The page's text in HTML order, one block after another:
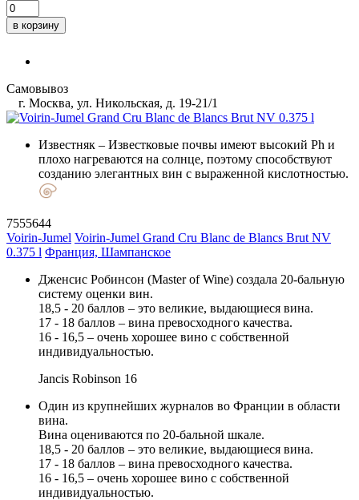
в корзину
Самовывоз
г. Москва, ул. Никольская, д. 19-21/1
Известняк – Известковые почвы имеют высокий Ph и
плохо нагреваются на солнце, поэтому способствуют
созданию элегантных вин с выраженной кислотностью.
7555644
Voirin-Jumel Voirin-Jumel Grand Cru Blanc de Blancs Brut NV
0.375 l Франция, Шампанское
Дженсис Робинсон (Master of Wine) создала 20-бальную
систему оценки вин.
18,5 - 20 баллов – это великие, выдающиеся вина.
17 - 18 баллов – вина превосходного качества.
16 - 16,5 – очень хорошее вино с собственной
индивидуальностью.
Jancis Robinson 16
Один из крупнейших журналов во Франции в области
вина.
Вина оцениваются по 20-бальной шкале.
18,5 - 20 баллов – это великие, выдающиеся вина.
17 - 18 баллов – вина превосходного качества.
16 - 16,5 – очень хорошее вино с собственной
индивидуальностью.